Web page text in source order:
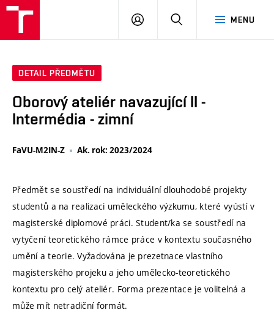
MENU
PŘIHLÁSIT
DETAIL PŘEDMĚTU
Oborový ateliér navazující II -
Intermédia - zimní
FaVU-M2IN-Z Ak. rok: 2023/2024
Předmět se soustředí na individuální dlouhodobé projekty
studentů a na realizaci uměleckého výzkumu, které vyústí v
magisterské diplomové práci. Student/ka se soustředí na
vytyčení teoretického rámce práce v kontextu současného
umění a teorie. Vyžadována je prezetnace vlastního
magisterského projeku a jeho umělecko-teoretického
kontextu pro celý ateliér. Forma prezentace je volitelná a
může mít netradiční formát.